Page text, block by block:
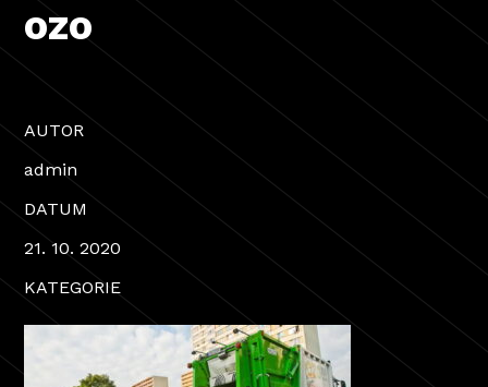
ozo
AUTOR
admin
DATUM
21. 10. 2020
KATEGORIE